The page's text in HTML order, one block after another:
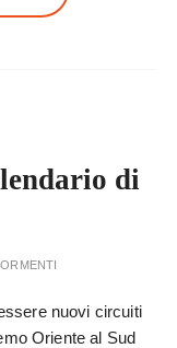
di
nuovi circuiti
Oriente al Sud